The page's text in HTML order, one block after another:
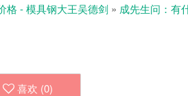
格 - 模具钢大王吴德剑 » 成先生问：有
喜欢 (0)